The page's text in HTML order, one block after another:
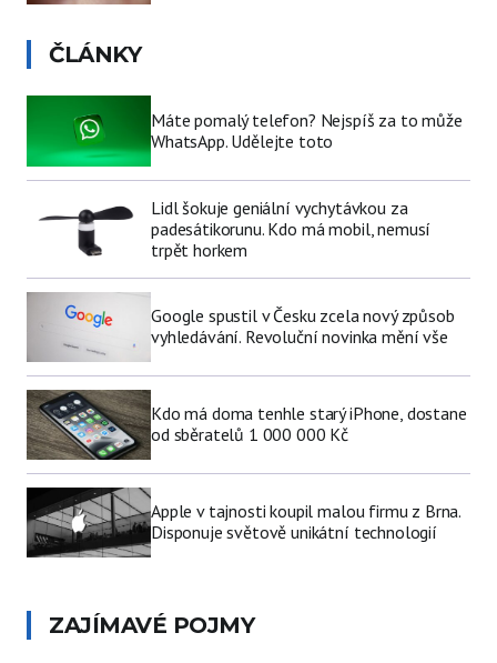
ČLÁNKY
Máte pomalý telefon? Nejspíš za to může
WhatsApp. Udělejte toto
Lidl šokuje geniální vychytávkou za
padesátikorunu. Kdo má mobil, nemusí
trpět horkem
Google spustil v Česku zcela nový způsob
vyhledávání. Revoluční novinka mění vše
Kdo má doma tenhle starý iPhone, dostane
od sběratelů 1 000 000 Kč
Apple v tajnosti koupil malou firmu z Brna.
Disponuje světově unikátní technologií
ZAJÍMAVÉ POJMY